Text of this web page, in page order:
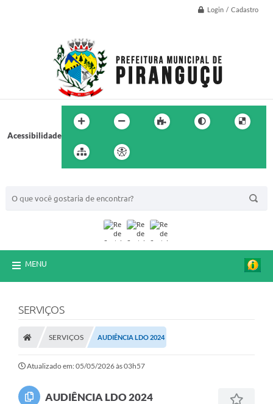
Login / Cadastro
Acessibilidade
MENU
SERVIÇOS
SERVIÇOS AUDIÊNCIA LDO 2024
Atualizado em: 05/05/2026 às 03h57
AUDIÊNCIA LDO 2024